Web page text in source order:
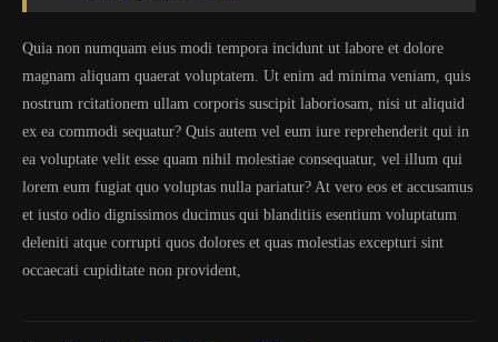
Quia non numquam eius modi tempora incidunt ut labore et dolore
magnam aliquam quaerat voluptatem. Ut enim ad minima veniam, quis
nostrum rcitationem ullam corporis suscipit laboriosam, nisi ut aliquid
ex ea commodi sequatur? Quis autem vel eum iure reprehenderit qui in
ea voluptate velit esse quam nihil molestiae consequatur, vel illum qui
lorem eum fugiat quo voluptas nulla pariatur? At vero eos et accusamus
et iusto odio dignissimos ducimus qui blanditiis esentium voluptatum
deleniti atque corrupti quos dolores et quas molestias excepturi sint
occaecati cupiditate non provident,